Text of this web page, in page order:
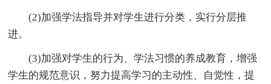
(2)加强学法指导并对学生进行分类，实行分层推
进。
(3)加强对学生的行为、学法习惯的养成教育，增强
学生的规范意识，努力提高学习的主动性、自觉性，提